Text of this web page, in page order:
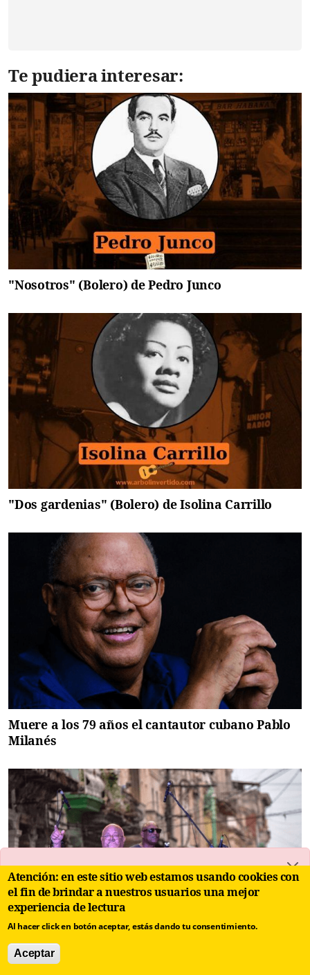
Mensaje de error
Could not retrieve the oEmbed resource.
Mensaje de error
Could not retrieve the oEmbed resource.
Te pudiera interesar:
"Nosotros" (Bolero) de Pedro Junco
"Dos gardenias" (Bolero) de Isolina Carrillo
Muere a los 79 años el cantautor cubano Pablo
Milanés
“Admiración y respeto”: el mundo despide a
Atención: en este sitio web estamos usando cookies con
el fin de brindar a nuestros usuarios una mejor
experiencia de lectura
Al hacer click en botón aceptar, estás dando tu consentimiento.
Aceptar